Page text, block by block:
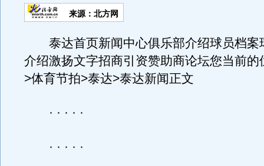
来源：北方网
泰达首页新闻中心俱乐部介绍球员档案
介绍激扬文字招商引资赞助商论坛您当前的
>体育节拍>泰达>泰达新闻正文
· · · · ·
· · · · ·